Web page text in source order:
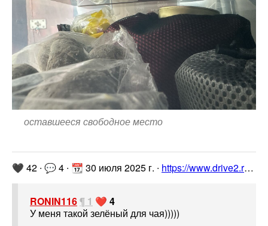
оставшееся свободное место
🖤 42 ∙ 💬 4 ∙ 📆 30 июля 2025 г. ∙ https://www.drive2.ru/l/710611342448403241/
RONIN116¶ 1 ❤️ 4
У меня такой зелёный для чая)))))